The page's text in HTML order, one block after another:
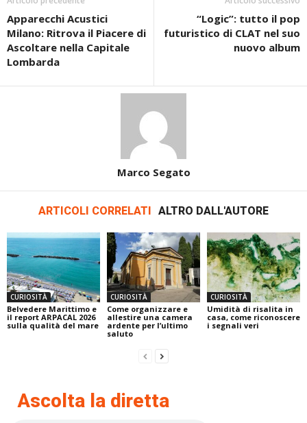
Apparecchi Acustici
Milano: Ritrova il Piacere di
Ascoltare nella Capitale
Lombarda
“Logic”: tutto il pop
futuristico di CLAT nel suo
nuovo album
Marco Segato
ARTICOLI CORRELATI ALTRO DALL'AUTORE
CURIOSITÀ
Belvedere Marittimo e
il report ARPACAL 2026
sulla qualità del mare
CURIOSITÀ
Come organizzare e
allestire una camera
ardente per l’ultimo
saluto
CURIOSITÀ
Umidità di risalita in
casa, come riconoscere
i segnali veri
Ascolta la diretta